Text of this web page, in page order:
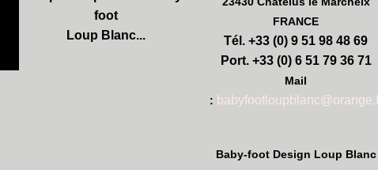
foot
Loup Blanc...
FRANCE
Tél. +33 (0) 9 51 98 48 69
Port. +33 (0) 6 51 79 36 71
Mail
:
Baby-foot Design Loup Blanc